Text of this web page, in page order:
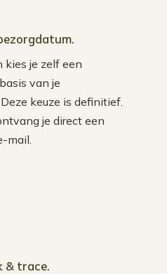
kies je zelf een
van je
keuze is definitief.
je direct een
mail.
& trace.